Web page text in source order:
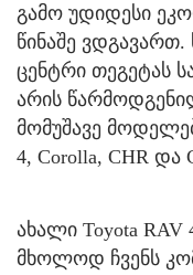
გამო უდიდესი
წინაშე
ცენტრი თეგეტას
არის
მომუშავე
4, Corolla, CHR და
ახალი Toyota
მხოლოდ ჩვენს